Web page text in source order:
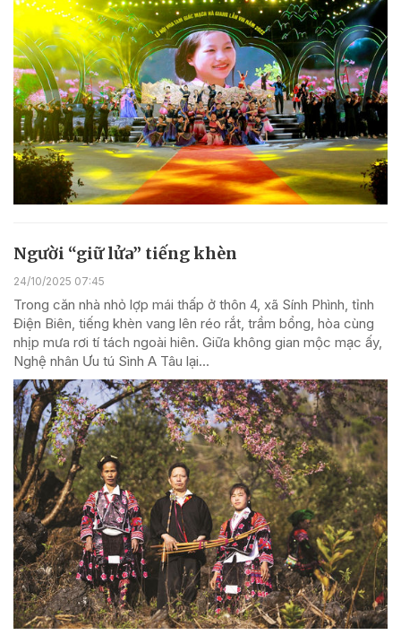
Người “giữ lửa” tiếng khèn
24/10/2025 07:45
Trong căn nhà nhỏ lợp mái thấp ở thôn 4, xã Sính Phình, tỉnh
Điện Biên, tiếng khèn vang lên réo rắt, trầm bổng, hòa cùng
nhịp mưa rơi tí tách ngoài hiên. Giữa không gian mộc mạc ấy,
Nghệ nhân Ưu tú Sình A Tâu lại...